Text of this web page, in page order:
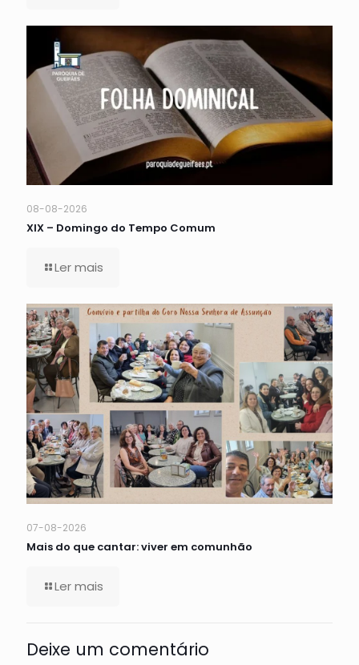
08-08-2026
XIX – Domingo do Tempo Comum
Ler mais
07-08-2026
Mais do que cantar: viver em comunhão
Ler mais
Deixe um comentário